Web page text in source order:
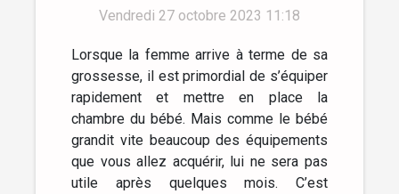
Vendredi 27 octobre 2023 11:18
Lorsque la femme arrive à terme de sa
grossesse, il est primordial de s’équiper
rapidement et mettre en place la
chambre du bébé. Mais comme le bébé
grandit vite beaucoup des équipements
que vous allez acquérir, lui ne sera pas
utile après quelques mois. C’est